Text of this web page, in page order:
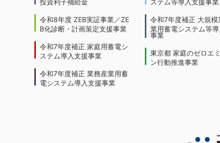
令和8年度 ZEB実証事業／ZE
B化診断・計画策定支援事業
令和7年度補正 家庭用蓄電シ
ステム導入支援事業
令和7年度補正 業務産業用蓄
電システム導入支援事業
令和7年度補正 大規模
業用蓄電システム等
事業
東京都 家庭のゼロエ
ン行動推進事業